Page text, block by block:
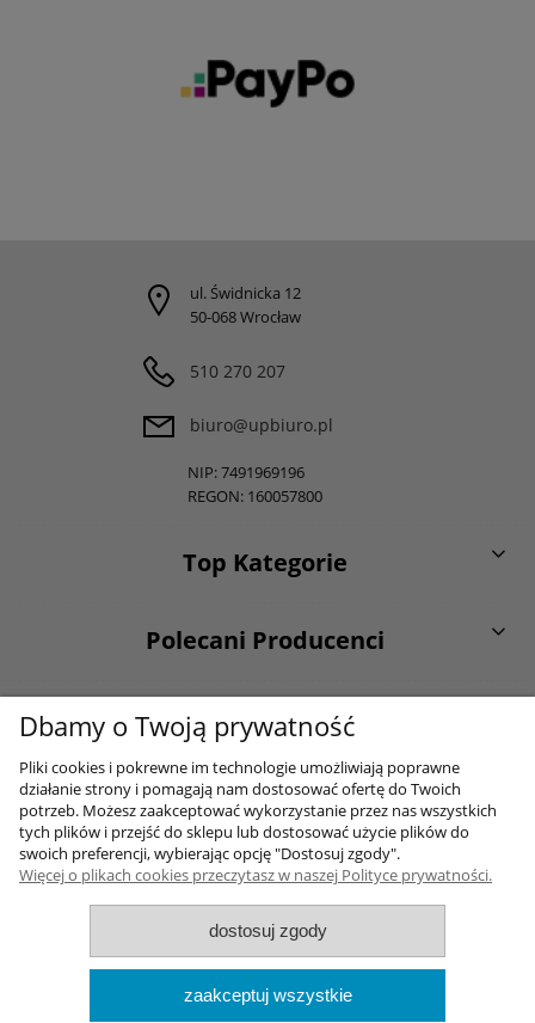
ul. Świdnicka 12
50-068 Wrocław
510 270 207
biuro@upbiuro.pl
NIP: 7491969196
REGON: 160057800
Top Kategorie
Polecani Producenci
O firmie
Moje konto
Sklep internetowy Shoper.pl
2017-2026 Wszelkie prawa zastrzezone
Wykonane przezOnisoft
Dbamy o Twoją prywatność
Pliki cookies i pokrewne im technologie umożliwiają poprawne
działanie strony i pomagają nam dostosować ofertę do Twoich
potrzeb. Możesz zaakceptować wykorzystanie przez nas wszystkich
tych plików i przejść do sklepu lub dostosować użycie plików do
swoich preferencji, wybierając opcję "Dostosuj zgody".
Więcej o plikach cookies przeczytasz w naszej Polityce prywatności.
dostosuj zgody
zaakceptuj wszystkie